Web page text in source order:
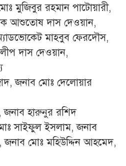
মুজিবুর রহমান পাটোয়ারী,
আশুতোষ দাস দেওয়ান,
মাহবুব ফেরদৌস,
দাস দেওয়ান,
জনাব মোঃ দেলোয়ার
জনাব হারুনুর রশিদ
সাইফুল ইসলাম, জনাব
জনাব মোঃ মহিউদ্দিন আহমেদ,